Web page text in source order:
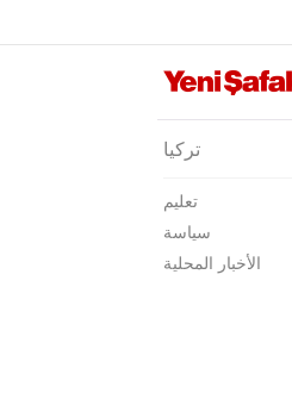
دياربكر
دوزجا
أدرنة
إلازغ
إيرزينجان
تركيا
تعليم
سياسة
الأخبار المحلية